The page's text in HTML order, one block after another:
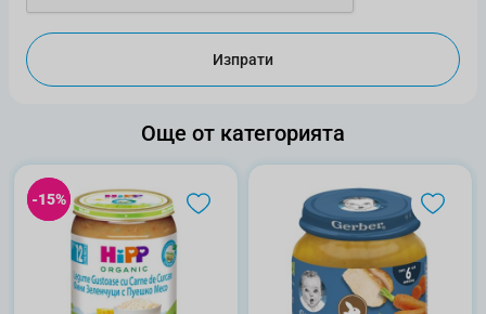
Изпрати
Още от категорията
-15%
-15%